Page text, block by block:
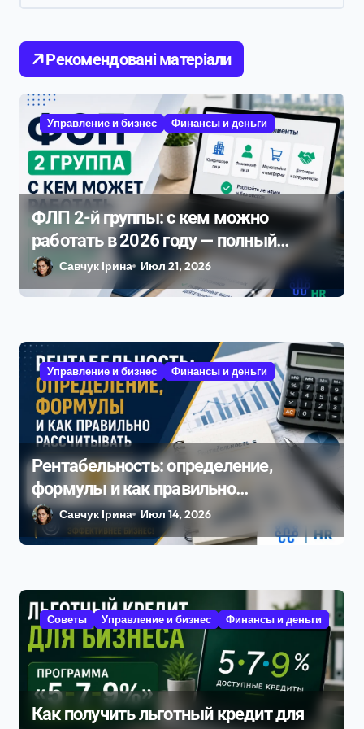
о
з
а
п
и
с
я
м
Рекомендовані матеріали
Управление и бизнес Финансы и деньги
ФЛП 2-й группы: с кем можно
работать в 2026 году — полный
разбор ограничений и рисков
Савчук Ірина Июл 21, 2026
Управление и бизнес Финансы и деньги
Рентабельность: определение,
формулы и как правильно
рассчитывать
Савчук Ірина Июл 14, 2026
Советы Управление и бизнес Финансы и деньги
Как получить льготный кредит для